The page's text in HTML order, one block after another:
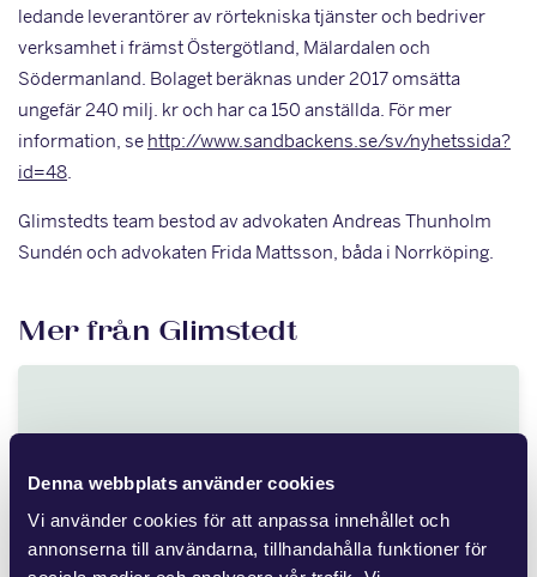
Denna webbplats använder cookies
Vi använder cookies för att anpassa innehållet och
annonserna till användarna, tillhandahålla funktioner för
ledande leverantörer av rörtekniska tjänster och bedriver
verksamhet i främst Östergötland, Mälardalen och
Södermanland. Bolaget beräknas under 2017 omsätta
ungefär 240 milj. kr och har ca 150 anställda. För mer
information, se http://www.sandbackens.se/sv/nyhetssida?
id=48.
Glimstedts team bestod av advokaten Andreas Thunholm
Sundén och advokaten Frida Mattsson, båda i Norrköping.
Mer från Glimstedt
JUL 8 2026
Ny lag om avgift för
områdessamverkan